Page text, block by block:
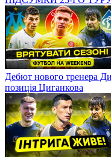
Дебют нового тренера
позиція Циганкова